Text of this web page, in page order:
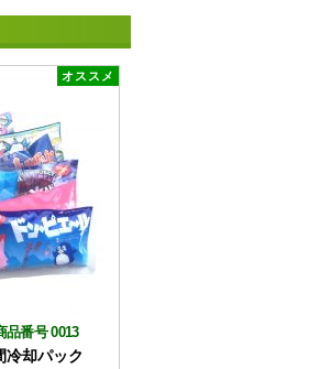
オススメ
品番号 0013
冷却パック